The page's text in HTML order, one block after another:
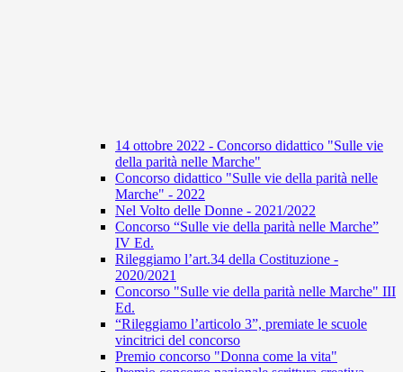
14 ottobre 2022 - Concorso didattico "Sulle vie
della parità nelle Marche"
Concorso didattico "Sulle vie della parità nelle
Marche" - 2022
Nel Volto delle Donne - 2021/2022
Concorso “Sulle vie della parità nelle Marche”
IV Ed.
Rileggiamo l’art.34 della Costituzione -
2020/2021
Concorso "Sulle vie della parità nelle Marche" III
Ed.
“Rileggiamo l’articolo 3”, premiate le scuole
vincitrici del concorso
Premio concorso "Donna come la vita"